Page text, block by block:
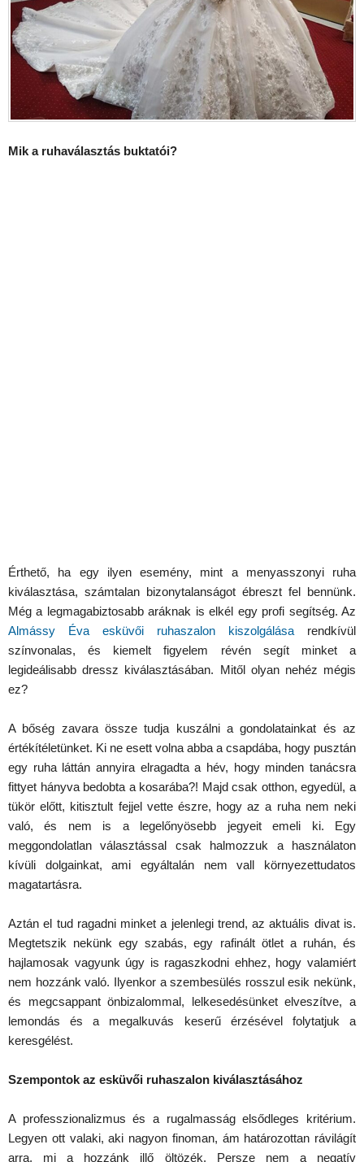
Mik a ruhaválasztás buktatói?
Érthető, ha egy ilyen esemény, mint a menyasszonyi ruha
kiválasztása, számtalan bizonytalanságot ébreszt fel bennünk.
Még a legmagabiztosabb aráknak is elkél egy profi segítség. Az
Almássy Éva esküvői ruhaszalon kiszolgálása
rendkívül
színvonalas, és kiemelt figyelem révén segít minket a
legideálisabb dressz kiválasztásában. Mitől olyan nehéz mégis
ez?
A bőség zavara össze tudja kuszálni a gondolatainkat és az
értékítéletünket. Ki ne esett volna abba a csapdába, hogy pusztán
egy ruha láttán annyira elragadta a hév, hogy minden tanácsra
fittyet hányva bedobta a kosarába?! Majd csak otthon, egyedül, a
tükör előtt, kitisztult fejjel vette észre, hogy az a ruha nem neki
való, és nem is a legelőnyösebb jegyeit emeli ki. Egy
meggondolatlan választással csak halmozzuk a használaton
kívüli dolgainkat, ami egyáltalán nem vall környezettudatos
magatartásra.
Aztán el tud ragadni minket a jelenlegi trend, az aktuális divat is.
Megtetszik nekünk egy szabás, egy rafinált ötlet a ruhán, és
hajlamosak vagyunk úgy is ragaszkodni ehhez, hogy valamiért
nem hozzánk való. Ilyenkor a szembesülés rosszul esik nekünk,
és megcsappant önbizalommal, lelkesedésünket elveszítve, a
lemondás és a megalkuvás keserű érzésével folytatjuk a
keresgélést.
Szempontok az esküvői ruhaszalon kiválasztásához
A professzionalizmus és a rugalmasság elsődleges kritérium.
Legyen ott valaki, aki nagyon finoman, ám határozottan rávilágít
arra, mi a hozzánk illő öltözék. Persze nem a negatív